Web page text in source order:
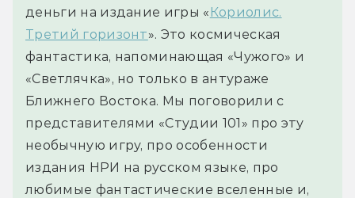
деньги на издание игры « Кориолис.
Третий горизонт». Это космическая
фантастика, напоминающая «Чужого» и
«Светлячка», но только в антураже
Ближнего Востока. Мы поговорили с
представителями «Студии 101» про эту
необычную игру, про особенности
издания НРИ на русском языке, про
любимые фантастические вселенные и,